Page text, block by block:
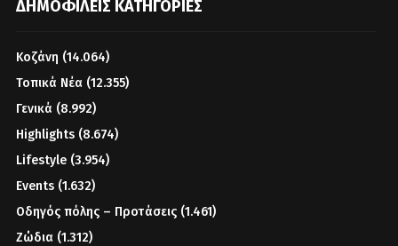
ΔΗΜΟΦΙΛΕΊΣ ΚΑΤΗΓΟΡΊΕΣ
Κοζάνη (14.064)
Τοπικά Νέα (12.355)
Γενικά (8.992)
Highlights (8.674)
Lifestyle (3.954)
Events (1.632)
Οδηγός πόλης – Προτάσεις (1.461)
Ζώδια (1.312)